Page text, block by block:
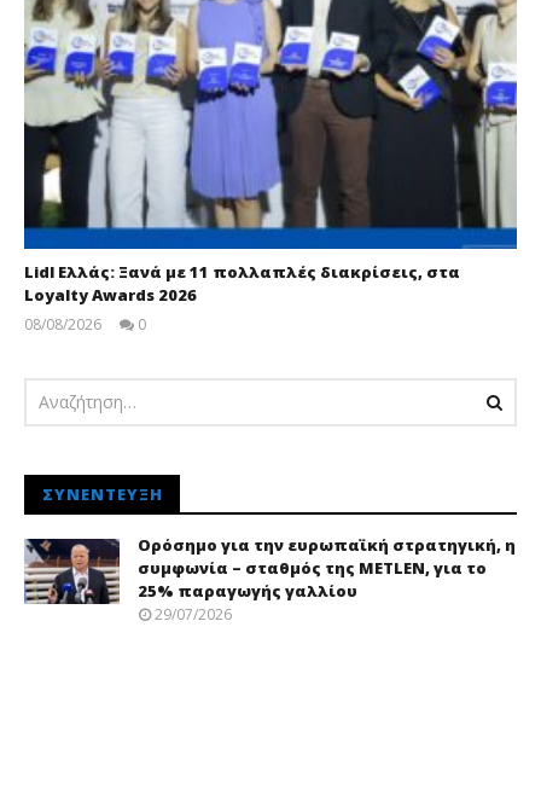
Lidl Ελλάς: Ξανά με 11 πολλαπλές διακρίσεις, στα
Loyalty Awards 2026
08/08/2026
0
ΣΥΝΈΝΤΕΥΞΗ
Ορόσημο για την ευρωπαϊκή στρατηγική, η
συμφωνία – σταθμός της METLEN, για το
25% παραγωγής γαλλίου
29/07/2026